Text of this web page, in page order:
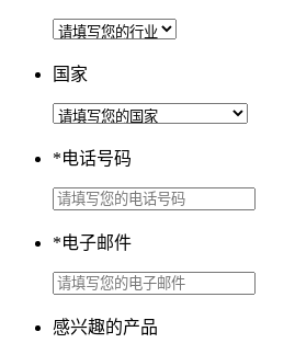
国家
*电话号码
*电子邮件
感兴趣的产品